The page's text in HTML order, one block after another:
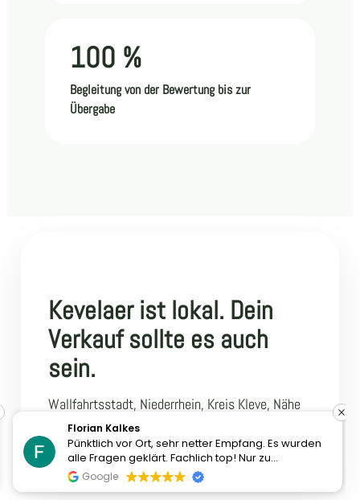
100 %
Begleitung von der Bewertung bis zur
Übergabe
Kevelaer ist lokal. Dein
Verkauf sollte es auch
sein.
Wallfahrtsstadt, Niederrhein, Kreis Kleve, Nähe
zu Weeze, Geldern, Goch und den Niederlanden –
all das beeinflusst die Nachfrage.
Florian Kalkes
Pünktlich vor Ort, sehr netter Empfang. Es wurden
alle Fragen geklärt. Fachlich top! Nur zu
empfehlen!
Google